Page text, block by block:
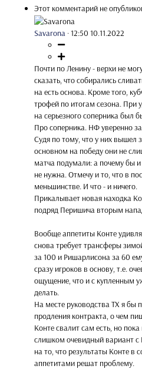
Этот комментарий не
Savarona ·12:50 10.11.2022
Почти по Ленину - верхи не
сказать, что собирались
на есть основа. Кроме того,
трофей по итогам сезона. При
на серьезного соперника был
Про соперника. НФ уверенно
Судя по тому, что у них вышел
основном на победу они не
матча подумали: а почему бы
не нужна. Отмечу и то, что в
меньшинстве. И что - и ничего.
Прикалывает новая находка
подряд Перишича вторым
Вообще аппетиты Конте
снова требует трансферы
за 100 и Ришарлисона за 60
сразу игроков в основу, т.е.
ощущение, что и с купленным
делать.
На месте руководства ТХ я бы
продления контракта, о чем
Конте свалит сам есть, но
слишком очевидный вариант с
на то, что результаты Конте в
аппетитами решат проблему.